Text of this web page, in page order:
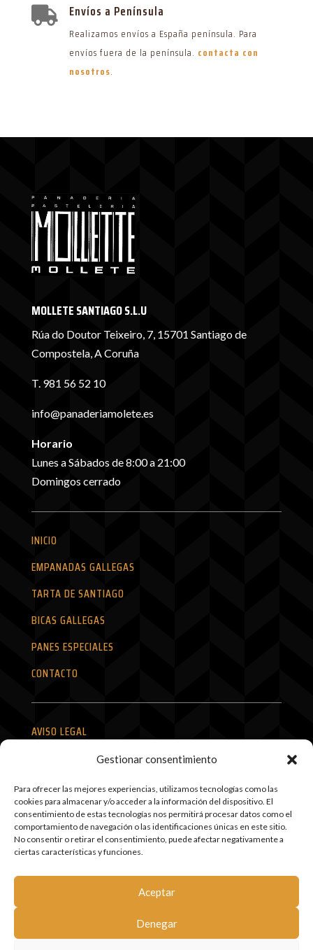
Gestionar consentimiento
Para ofrecer las mejores experiencias, utilizamos tecnologías como las
cookies para almacenar y/o acceder a la información del dispositivo. El
consentimiento de estas tecnologías nos permitirá procesar datos como el
comportamiento de navegación o las identificaciones únicas en este sitio.
No consentir o retirar el consentimiento, puede afectar negativamente a
ciertas características y funciones.
Aceptar
Denegar
 Envíos a Península
Realizamos envíos a España península. Para
envíos fuera de la península. contacta con
nosotros.
MOLLETE SANTIAGO S.L.U
Rúa do Doutor Teixeiro, 7, 15701 Santiago de
Compostela, A Coruña
T. 981 56 52 10
info@panaderiamolete.es
Horario
Lunes a Sábados de 8:00 a 21:00
Domingos cerrado
INICIO
EMPANADAS GALLEGAS
TARTA DE SANTIAGO
BICAS GALLEGAS
PANES ESPECIALES
CONTACTO
AVISO LEGAL
POLÍTICA DE PRIVACIDAD
POLÍTICA DE COOKIES
TÉRMINOS Y CONDICIONES
SITEMAP
© Mollete Santiago SLU